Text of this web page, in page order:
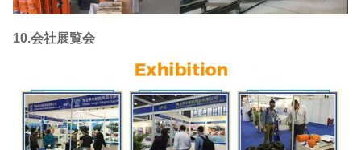
10.会社展覧会